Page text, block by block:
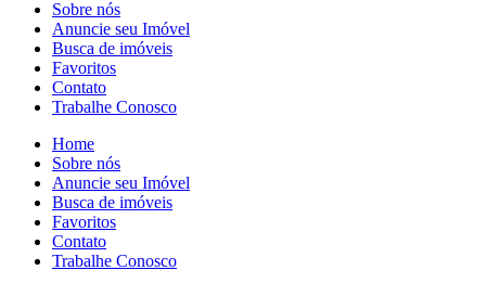
Sobre nós
Anuncie seu Imóvel
Busca de imóveis
Favoritos
Contato
Trabalhe Conosco
Home
Sobre nós
Anuncie seu Imóvel
Busca de imóveis
Favoritos
Contato
Trabalhe Conosco